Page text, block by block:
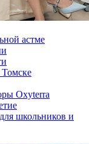
астме
Томске
Oxyterra
школьников и